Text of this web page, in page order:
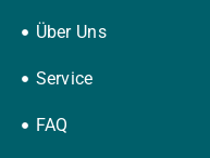
Über Uns
Service
FAQ